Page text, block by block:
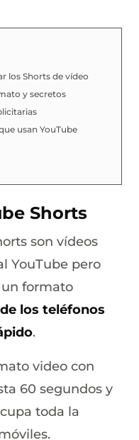
los Shorts de vídeo
y secretos
usan YouTube
Shorts
son vídeos
YouTube pero
un formato
los teléfonos
.
video con
60 segundos y
toda la